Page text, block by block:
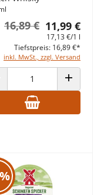
11,99 €
16,89 €
17,13 €/1 l
inkl. MwSt., zzgl. Versand
Tiefstpreis: 16,89 €*
VERRINGERN ANZAHL